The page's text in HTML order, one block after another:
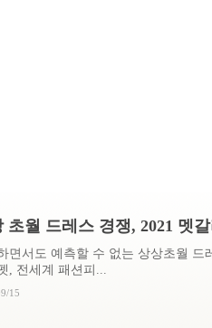
초월 드레스 경쟁, 2021 멧
면서도 예측할 수 없는 상상초월 드
, 전세계 패션피...
15